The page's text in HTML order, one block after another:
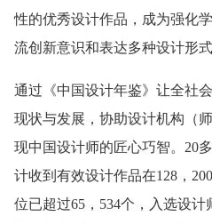
性的优秀设计作品，成为强化
流创新意识和表达多种设计形式
通过《中国设计年鉴》让全社
现状与发展，协助设计机构（
现中国设计师的匠心巧智。20
计收到有效设计作品在128，
位已超过65，534个，入选设计